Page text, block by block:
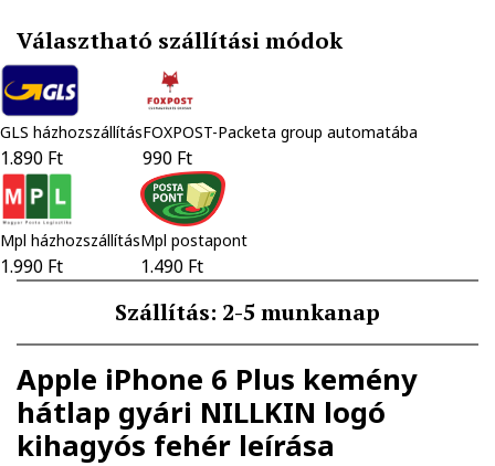
Választható szállítási módok
GLS házhozszállítás
1.890 Ft
FOXPOST-Packeta group automatába
990 Ft
Mpl házhozszállítás
1.990 Ft
Mpl postapont
1.490 Ft
Szállítás: 2-5 munkanap
Apple iPhone 6 Plus kemény
hátlap gyári NILLKIN logó
kihagyós fehér leírása